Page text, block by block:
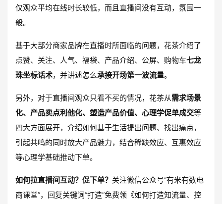
仅观众平均在线时长较低，而且直播间没有互动，氛围一
般。
基于大部分商家品牌在直播时所面临的问题，花茶介绍了
点赞、关注、人气、福袋、产品介绍、公屏、购物车七龙
珠坐标话术，并讲述怎么承接开场第一波流量。
另外，对于直播间观众只看不买的情况，花茶从需求场景
化、产品卖点利他化、塑造产品价值、心理学促单成交等
四大方面展开，介绍如何基于生活提出问题、找出痛点，
引起共鸣的同时放大产品魅力，结合稀缺效应、互惠效应
等心理学基础推动下单。
如何拉直播间互动？促下单？ 关注微信公众号“有米有数电
商课堂”，回复关键词“打造”免费领《如何打造知流量、控